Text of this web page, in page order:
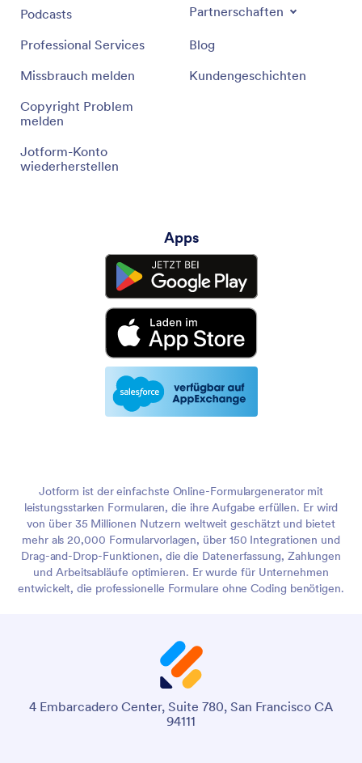
Podcasts
Professional Services
Missbrauch melden
Copyright Problem
melden
Jotform-Konto
wiederherstellen
Partnerschaften
Blog
Kundengeschichten
Apps
Jotform ist der einfachste Online-Formulargenerator mit
leistungsstarken Formularen, die ihre Aufgabe erfüllen. Er wird
von über 35 Millionen Nutzern weltweit geschätzt und bietet
mehr als 20,000 Formularvorlagen, über 150 Integrationen und
Drag-and-Drop-Funktionen, die die Datenerfassung, Zahlungen
und Arbeitsabläufe optimieren. Er wurde für Unternehmen
entwickelt, die professionelle Formulare ohne Coding benötigen.
4 Embarcadero Center, Suite 780, San Francisco CA
94111